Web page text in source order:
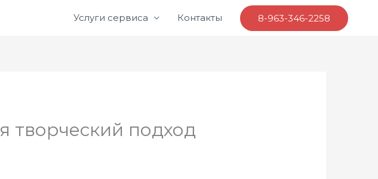
Услуги сервиса Контакты 8-963-346-2258
творческий подход